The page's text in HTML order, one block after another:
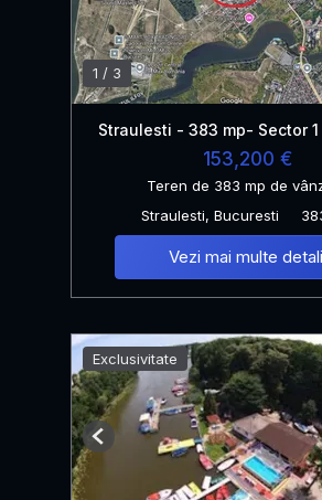
1 / 3
Straulesti - 383 mp- Sector
153,200 €
Teren de 383 mp de
Straulesti, Bucuresti
Vezi mai multe
Exclusivitate
Previous